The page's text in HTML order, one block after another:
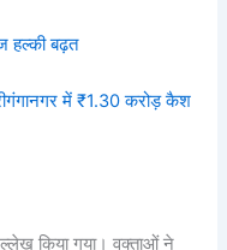
हल्की बढ़त
में ₹1.30 करोड़ कैश
किया गया। वक्ताओं ने